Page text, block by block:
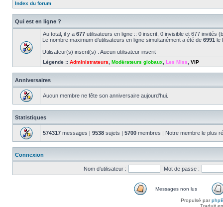
Index du forum
Qui est en ligne ?
Au total, il y a 677 utilisateurs en ligne :: 0 inscrit, 0 invisible et 677 invités
Le nombre maximum d’utilisateurs en ligne simultanément a été de 6991 le
Utilisateur(s) inscrit(s) : Aucun utilisateur inscrit
Légende :: Administrateurs Modérateurs globaux Les Miss VIP
Anniversaires
Aucun membre ne fête son anniversaire aujourd’hui.
Statistiques
574317 messages | 9538 sujets | 5700 membres | Notre membre le plus
Connexion
Nom d’utilisateur : Mot de passe :
Messages non lus
Propulsé par
Traduit